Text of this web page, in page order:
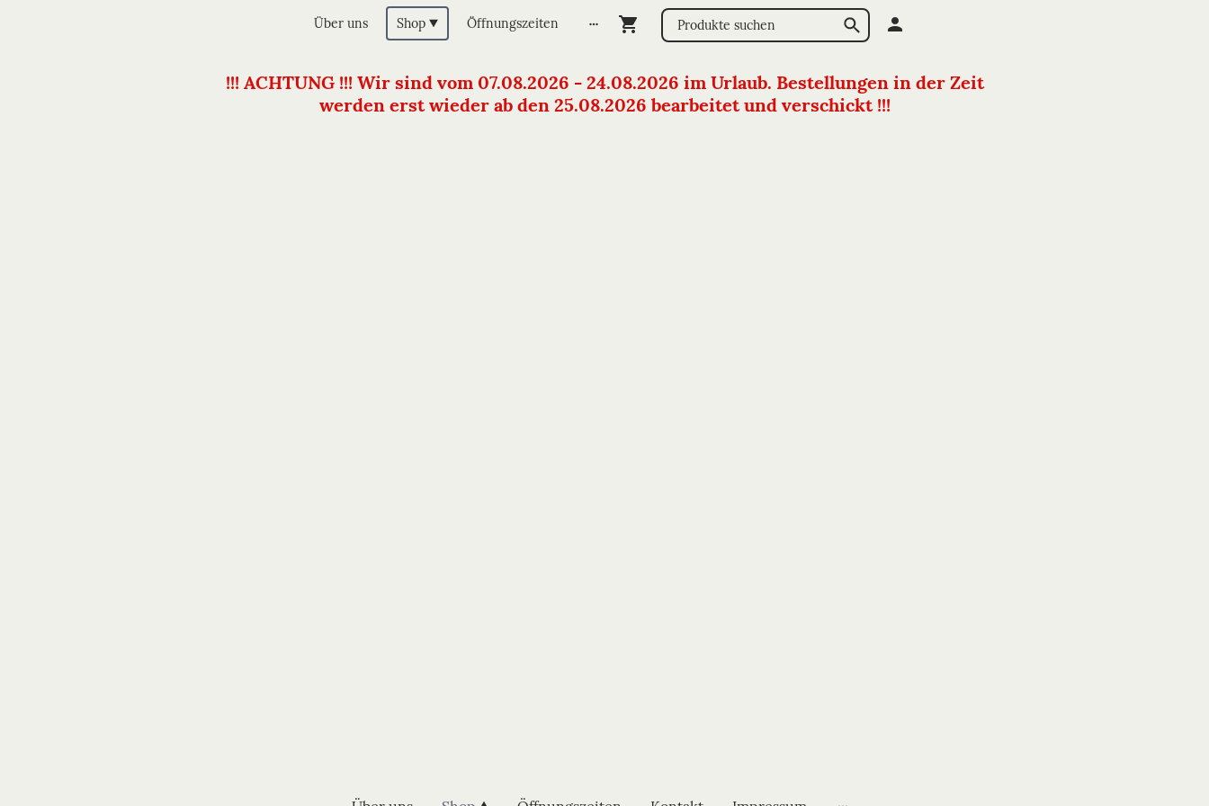
Über uns Shop Öffnungszeiten
!!! ACHTUNG !!! Wir sind vom 07.08.2026 - 24.08.2026 im Urlaub. Bestellungen in der Zeit
werden erst wieder ab den 25.08.2026 bearbeitet und verschickt !!!